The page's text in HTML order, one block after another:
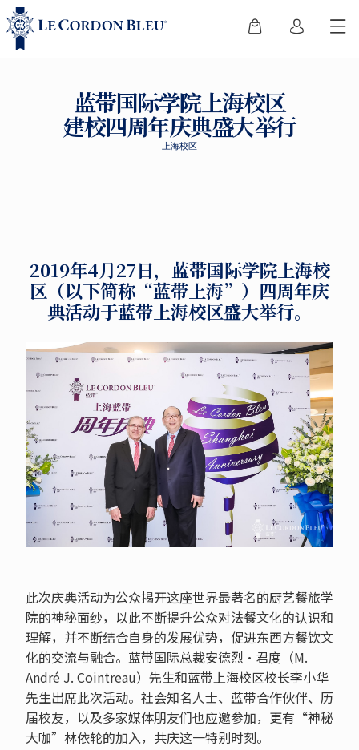
蓝带国际学院上海校区
建校四周年庆典盛大举行
上海校区
2019年4月27日，蓝带国际学院上海校
区（以下简称“蓝带上海”）四周年庆
典活动于蓝带上海校区盛大举行。
此次庆典活动为公众揭开这座世界最著名的厨艺餐旅学
院的神秘面纱，以此不断提升公众对法餐文化的认识和
理解，并不断结合自身的发展优势，促进东西方餐饮文
化的交流与融合。蓝带国际总裁安德烈·君度（M.
André J. Cointreau）先生和蓝带上海校区校长李小华
先生出席此次活动。社会知名人士、蓝带合作伙伴、历
届校友，以及多家媒体朋友们也应邀参加，更有“神秘
大咖”林依轮的加入，共庆这一特别时刻。